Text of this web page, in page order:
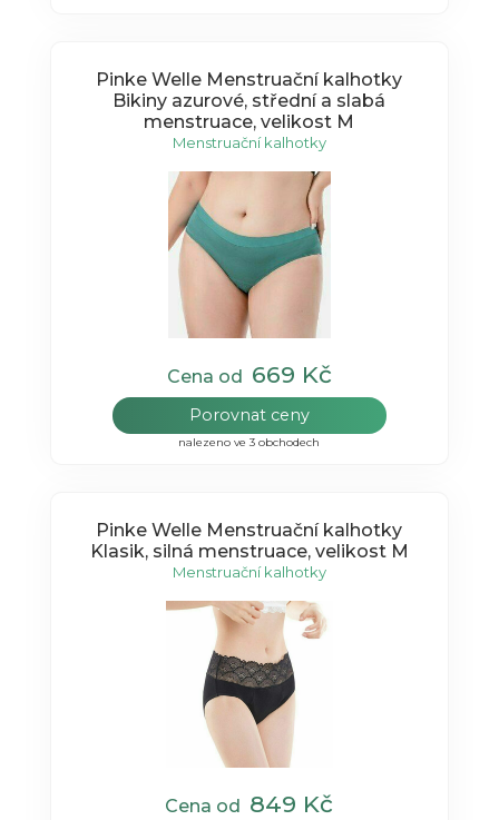
Pinke Welle Menstruační kalhotky
Bikiny azurové, střední a slabá
menstruace, velikost M
Menstruační kalhotky
Cena od 669 Kč
Porovnat ceny
nalezeno ve 3 obchodech
Pinke Welle Menstruační kalhotky
Klasik, silná menstruace, velikost M
Menstruační kalhotky
Cena od 849 Kč